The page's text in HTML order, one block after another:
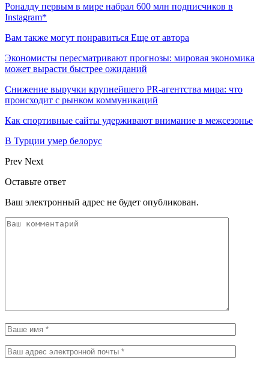
Роналду первым в мире набрал 600 млн подписчиков в
Instagram*
Вам также могут понравиться Еще от автора
Экономисты пересматривают прогнозы: мировая экономика
может вырасти быстрее ожиданий
Снижение выручки крупнейшего PR-агентства мира: что
происходит с рынком коммуникаций
Как спортивные сайты удерживают внимание в межсезонье
В Турции умер белорус
Prev Next
Оставьте ответ
Ваш электронный адрес не будет опубликован.